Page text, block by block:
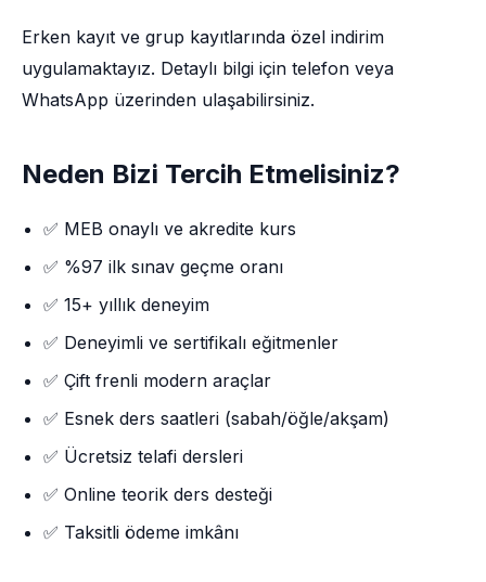
Erken kayıt ve grup kayıtlarında özel indirim
uygulamaktayız. Detaylı bilgi için telefon veya
WhatsApp üzerinden ulaşabilirsiniz.
Neden Bizi Tercih Etmelisiniz?
✅ MEB onaylı ve akredite kurs
✅ %97 ilk sınav geçme oranı
✅ 15+ yıllık deneyim
✅ Deneyimli ve sertifikalı eğitmenler
✅ Çift frenli modern araçlar
✅ Esnek ders saatleri (sabah/öğle/akşam)
✅ Ücretsiz telafi dersleri
✅ Online teorik ders desteği
✅ Taksitli ödeme imkânı